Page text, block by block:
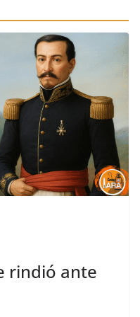
rindió ante